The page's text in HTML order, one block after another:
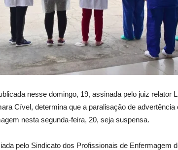
nesse domingo, 19, assinada pelo juiz relator
Cível, determina que a paralisação de advertência
nesta segunda-feira, 20, seja suspensa.
pelo Sindicato dos Profissionais de Enfermagem